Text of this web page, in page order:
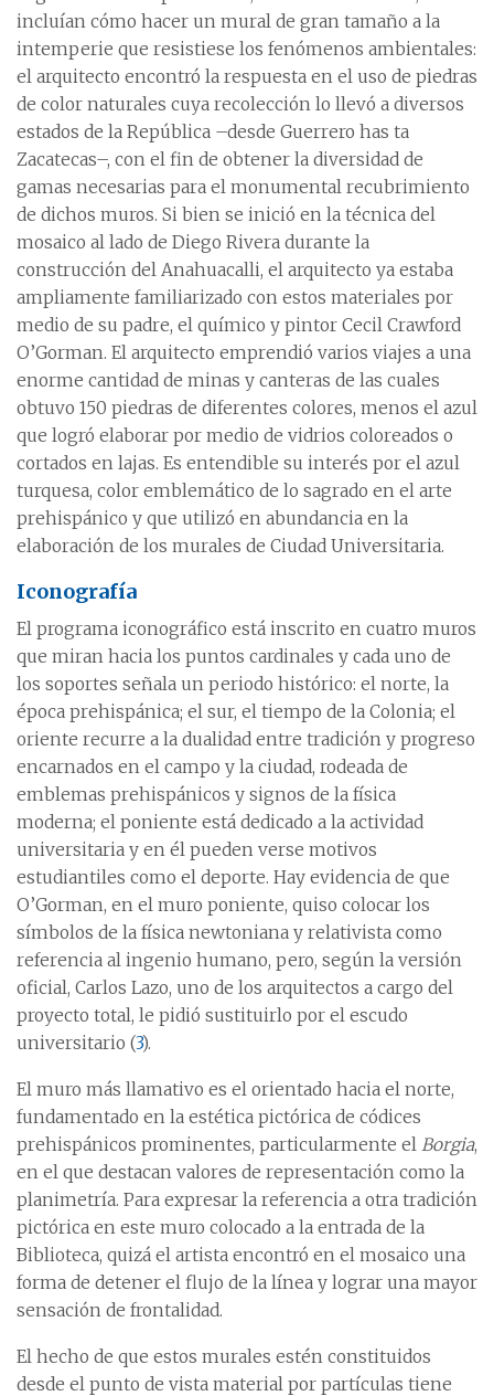
incluían cómo hacer un mural de gran tamaño a la
intemperie que resistiese los fenómenos ambientales:
el arquitecto encontró la respuesta en el uso de piedras
de color naturales cuya recolección lo llevó a diversos
estados de la República –desde Guerrero has ta
Zacatecas–, con el fin de obtener la diversidad de
gamas necesarias para el monumental recubrimiento
de dichos muros. Si bien se inició en la técnica del
mosaico al lado de Diego Rivera durante la
construcción del Anahuacalli, el arquitecto ya estaba
ampliamente familiarizado con estos materiales por
medio de su padre, el químico y pintor Cecil Crawford
O’Gorman. El arquitecto emprendió varios viajes a una
enorme cantidad de minas y canteras de las cuales
obtuvo 150 piedras de diferentes colores, menos el azul
que logró elaborar por medio de vidrios coloreados o
cortados en lajas. Es entendible su interés por el azul
turquesa, color emblemático de lo sagrado en el arte
prehispánico y que utilizó en abundancia en la
elaboración de los murales de Ciudad Universitaria.
Iconografía
El programa iconográfico está inscrito en cuatro muros
que miran hacia los puntos cardinales y cada uno de
los soportes señala un periodo histórico: el norte, la
época prehispánica; el sur, el tiempo de la Colonia; el
oriente recurre a la dualidad entre tradición y progreso
encarnados en el campo y la ciudad, rodeada de
emblemas prehispánicos y signos de la física
moderna; el poniente está dedicado a la actividad
universitaria y en él pueden verse motivos
estudiantiles como el deporte. Hay evidencia de que
O’Gorman, en el muro poniente, quiso colocar los
símbolos de la física newtoniana y relativista como
referencia al ingenio humano, pero, según la versión
oficial, Carlos Lazo, uno de los arquitectos a cargo del
proyecto total, le pidió sustituirlo por el escudo
universitario (3).
El muro más llamativo es el orientado hacia el norte,
fundamentado en la estética pictórica de códices
prehispánicos prominentes, particularmente el Borgia,
en el que destacan valores de representación como la
planimetría. Para expresar la referencia a otra tradición
pictórica en este muro colocado a la entrada de la
Biblioteca, quizá el artista encontró en el mosaico una
forma de detener el flujo de la línea y lograr una mayor
sensación de frontalidad.
El hecho de que estos murales estén constituidos
desde el punto de vista material por partículas tiene